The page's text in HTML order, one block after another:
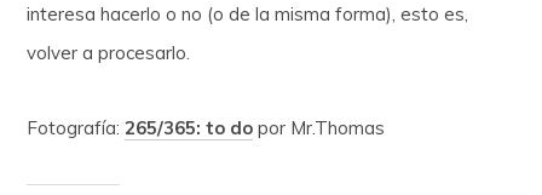
interesa hacerlo o no (o de la misma forma), esto es,
volver a procesarlo.
Fotografía:265/365: to do por Mr.Thomas